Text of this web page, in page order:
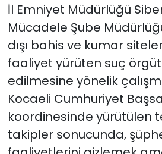
İl Emniyet Müdürlüğü
Mücadele Şube
dışı bahis ve kumar
faaliyet yürüten suç
edilmesine yönelik
Kocaeli Cumhuriyet
koordinesinde yürütülen
takipler sonucunda,